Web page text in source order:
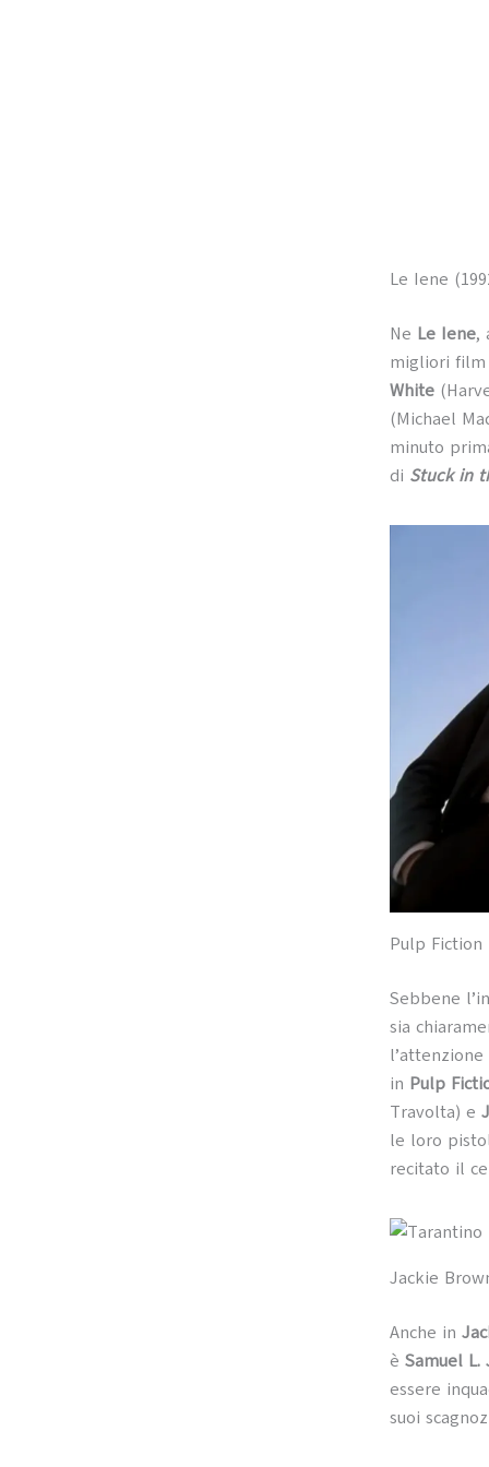
Le Iene
Ne Le Iene,
migliori film
White
(Michael
minuto
di Stuck in
Pulp Fiction
Sebbene
sia
in Pulp
Travolta) e
le loro
recitato il
Jackie
Anche in
è Samuel L.
essere
suoi